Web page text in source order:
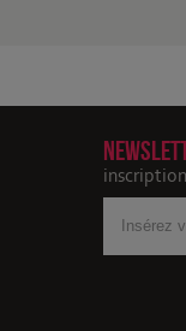
inscription
adresse